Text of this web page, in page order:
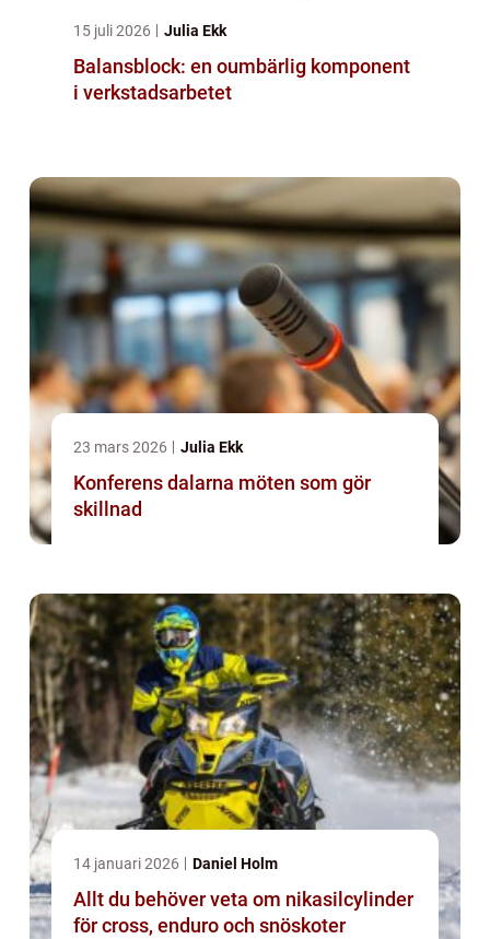
15 juli 2026 Julia Ekk
Balansblock: en oumbärlig komponent
i verkstadsarbetet
23 mars 2026 Julia Ekk
Konferens dalarna möten som gör
skillnad
14 januari 2026 Daniel Holm
Allt du behöver veta om nikasilcylinder
för cross, enduro och snöskoter